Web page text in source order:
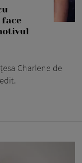
face
Charlene de